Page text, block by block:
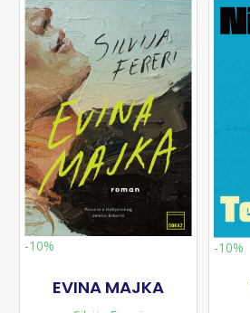
-10%
EVINA MAJKA
-10%